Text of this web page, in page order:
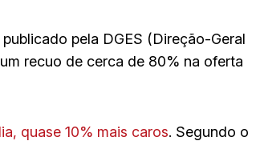
pela DGES (Direção-Geral
recuo de cerca de 80% na oferta
quase 10% mais caros. Segundo o